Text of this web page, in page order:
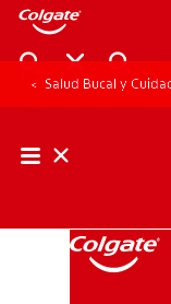
Salud Bucal y